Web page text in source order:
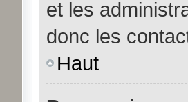
et les
donc les
Haut